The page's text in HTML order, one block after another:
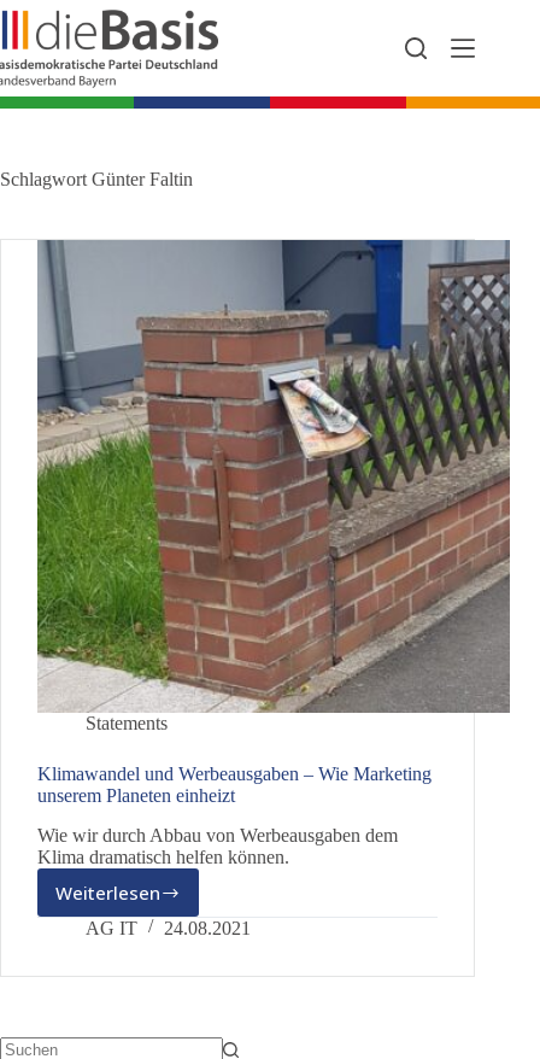
Zum
Inhalt
springen
Schlagwort Günter Faltin
Statements
Klimawandel und Werbeausgaben – Wie Marketing
unserem Planeten einheizt
Wie wir durch Abbau von Werbeausgaben dem
Klima dramatisch helfen können.
WeiterlesenKlimawandel
und
–
AG IT 24.08.2021